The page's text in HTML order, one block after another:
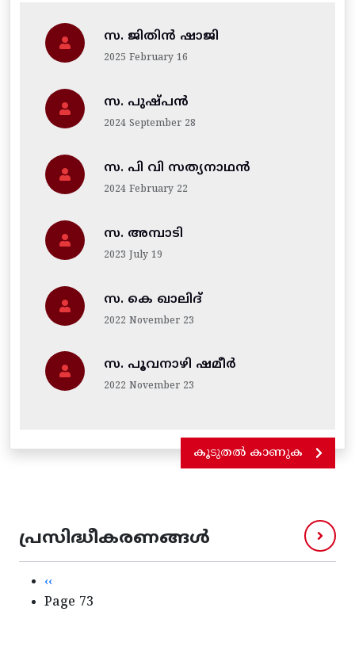
സ. ജിതിന്‍ ഷാജി
2025 February 16
സ. പുഷ്പൻ
2024 September 28
സ. പി വി സത്യനാഥൻ
2024 February 22
സ. അമ്പാടി
2023 July 19
സ. കെ ഖാലിദ്
2022 November 23
സ. പൂവനാഴി ഷമീർ
2022 November 23
കൂടുതൽ കാണുക
പ്രസിദ്ധീകരണങ്ങൾ
Pagination
Previous page
‹‹
Page 73